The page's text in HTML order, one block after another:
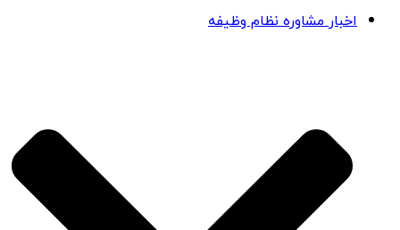
اخبار مشاوره نظام وظیفه